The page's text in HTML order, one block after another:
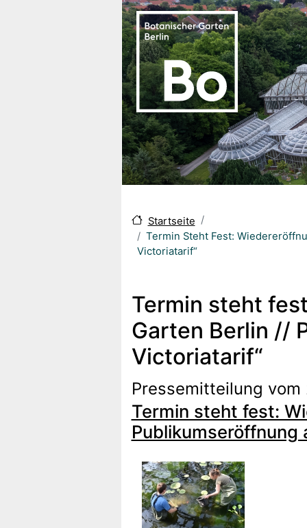
Startseite
Termin Steht Fest:
Victoriatarif“
Termin steht
Garten Berlin //
Victoriatarif“
Pressemitteilung vom
Termin steht fest:
Publikumseröffnung